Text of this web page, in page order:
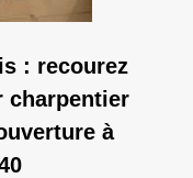
: recourez
charpentier
à